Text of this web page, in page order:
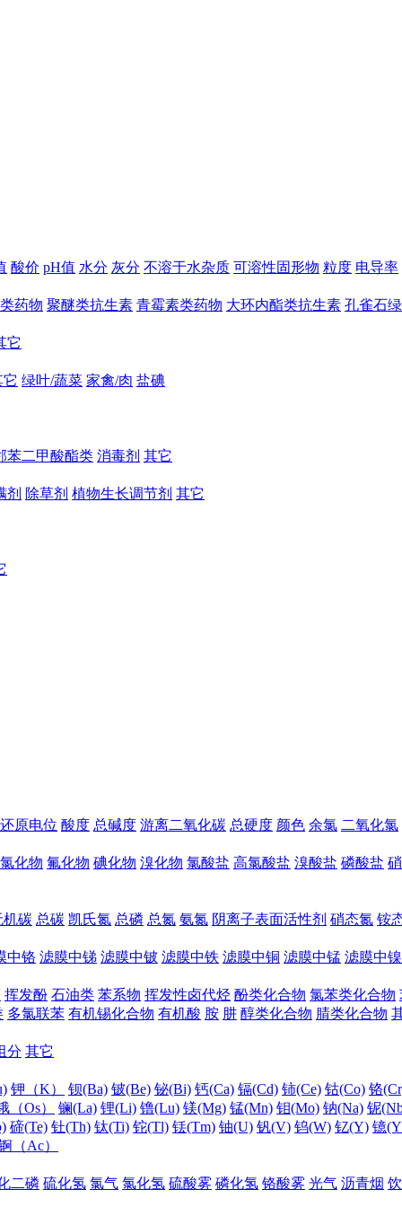
酸价 pH值 水分 灰分 不溶于水杂质 可溶性固形物 粒度 电导率
药物 聚醚类抗生素 青霉素类药物 大环内酯类抗生素 孔雀石
它
它 绿叶/蔬菜 家禽/肉 盐碘
苯二甲酸酯类 消毒剂 其它
剂 除草剂 植物生长调节剂 其它
原电位 酸度 总碱度 游离二氧化碳 总硬度 颜色 余氯 二氧化氯
氯化物 氟化物 碘化物 溴化物 氯酸盐 高氯酸盐 溴酸盐 磷酸盐
机碳 总碳 凯氏氮 总磷 总氮 氨氮 阴离子表面活性剂 硝态氮 铵
中铬 滤膜中锑 滤膜中铍 滤膜中铁 滤膜中铜 滤膜中锰 滤膜中镍
挥发酚 石油类 苯系物 挥发性卤代烃 酚类化合物 氯苯类化合物
多氯联苯 有机锡化合物 有机酸 胺 肼 醇类化合物 腈类化合物
分 其它
钾（K） 钡(Ba) 铍(Be) 铋(Bi) 钙(Ca) 镉(Cd) 铈(Ce) 钴(Co) 铬
（Os）
镧(La) 锂(Li) 镥(Lu) 镁(Mg) 锰(Mn) 钼(Mo) 钠(Na) 铌
碲(Te) 钍(Th) 钛(Ti) 铊(Tl) 铥(Tm) 铀(U) 钒(V) 钨(W) 钇(Y) 镱
（Ac）
二磷 硫化氢 氯气 氯化氢 硫酸雾 磷化氢 铬酸雾 光气 沥青烟